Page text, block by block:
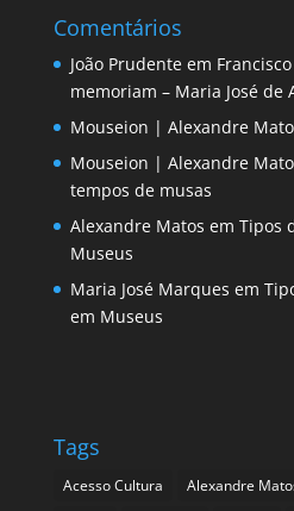
Comentários
João Prudenteem
memoriam – Maria José de
Mouseion | Alexandre
Mouseion | Alexandre
tempos de musas
Alexandre Matos em Tipos
Museus
Maria José Marques em
em Museus
Tags
Acesso Cultura Alexandre